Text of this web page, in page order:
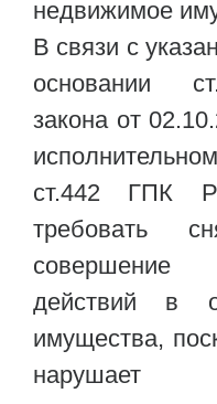
недвижимое
В связи с
основании
закона от
ст.442 ГПК
требовать
совершение
действий в
имущества,